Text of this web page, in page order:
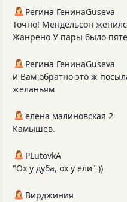
Регина ГенинаGuseva
Точно! Мендельсон
Жанрено У пары было
Регина ГенинаGuseva
и Вам обратно это ж
желаньям
елена малиновская 2
Камышев.
PLutоvkА
"Ох у дуба, ох у ели" ))
Вирджиния